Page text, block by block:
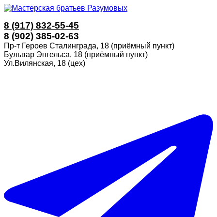
8 (917) 832-55-45
8 (902) 385-02-63
Пр-т Героев Сталинграда, 18 (приёмный пункт)
Бульвар Энгельса, 18 (приёмный пункт)
Ул.Вилянская, 18 (цех)